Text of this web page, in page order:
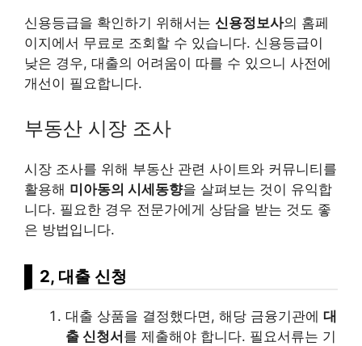
신용등급을 확인하기 위해서는 신용정보사의 홈페
이지에서 무료로 조회할 수 있습니다. 신용등급이
낮은 경우, 대출의 어려움이 따를 수 있으니 사전에
개선이 필요합니다.
부동산 시장 조사
시장 조사를 위해 부동산 관련 사이트와 커뮤니티를
활용해 미아동의 시세동향을 살펴보는 것이 유익합
니다. 필요한 경우 전문가에게 상담을 받는 것도 좋
은 방법입니다.
2, 대출 신청
대출 상품을 결정했다면, 해당 금융기관에 대
출 신청서 를 제출해야 합니다. 필요서류는 기